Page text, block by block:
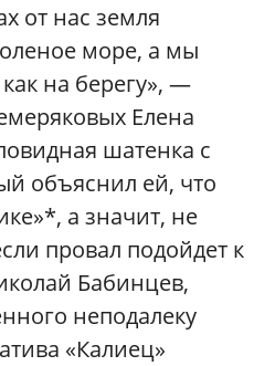
от нас земля
море, а мы
на берегу», —
Елена
шатенка с
объяснил ей, что
а значит, не
провал подойдет к
Бабинцев,
неподалеку
«Калиец»